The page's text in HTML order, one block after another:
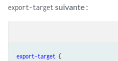
export-targetsuivante :
export-target {